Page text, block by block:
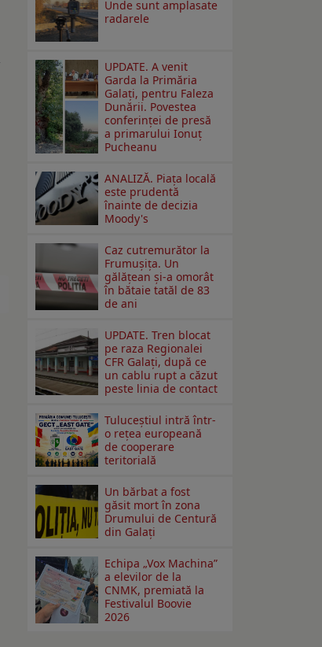
Unde sunt amplasate
radarele
UPDATE. A venit
Garda la Primăria
Galaţi, pentru Faleza
Dunării. Povestea
conferinţei de presă
a primarului Ionuţ
Pucheanu
ANALIZĂ. Piața locală
este prudentă
înainte de decizia
Moody's
Caz cutremurător la
Frumușița. Un
gălățean și-a omorât
în bătaie tatăl de 83
de ani
UPDATE. Tren blocat
pe raza Regionalei
CFR Galați, după ce
un cablu rupt a căzut
peste linia de contact
Tuluceștiul intră într-
o rețea europeană
de cooperare
teritorială
Un bărbat a fost
găsit mort în zona
Drumului de Centură
din Galați
Echipa „Vox Machina”
a elevilor de la
CNMK, premiată la
Festivalul Boovie
2026